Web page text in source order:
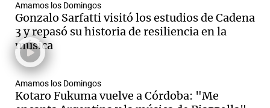
Amamos los Domingos
Gonzalo Sarfatti visitó los estudios de Cadena
3 y repasó su historia de resiliencia en la
música
Amamos los Domingos
Kotaro Fukuma vuelve a Córdoba: "Me
Notas
La Sole en